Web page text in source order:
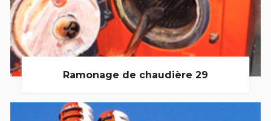
Ramonage de chaudière 29